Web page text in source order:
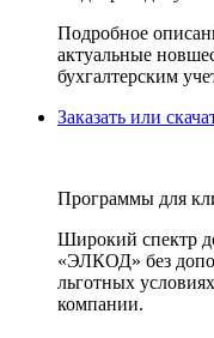
Подробное
актуальные
бухгалтерским
Заказать или
Программы для
Широкий спектр
«ЭЛКОД» без
льготных
компании.